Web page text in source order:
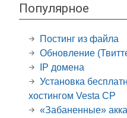
Популярное
Постинг из файла
Обновление
IP домена
Установка
хостингом Vesta CP
«Забаненные»